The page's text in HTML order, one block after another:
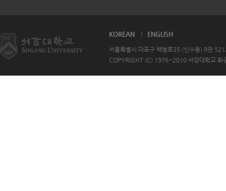
KOREAN ENGLISH
서울특별시 마포구 백범로35 (신수동) R
COPYRIGHT (C) 1976~2010 서강대학교 화